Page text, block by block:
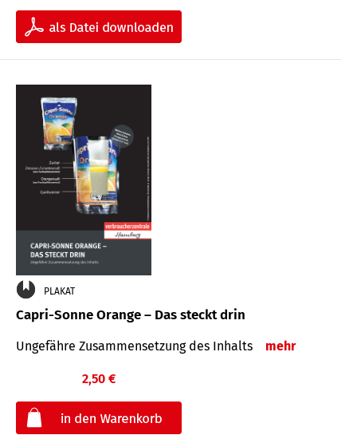
PLAKAT
Capri-Sonne Orange – Das steckt drin
Ungefähre Zu­sammen­setzung des Inhalts mehr
2,50 €